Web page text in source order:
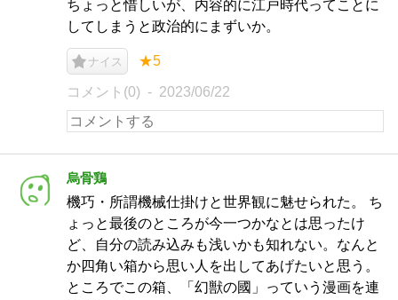
ちょっと惜しいが、内容的に江戸時代ってことに
してしまうと政治的にまずいか。
ナイス ★5
コメント(0) 2023/06/22
烏骨鶏
機巧・所謂機械仕掛けと世界観に魅せられた。 ち
ょっと最後のところが今一つかなとは思ったけ
ど、自分の読み込みも浅いかも知れない。なんと
か四角い箱から思い人を出してあげたいと思う。
ところでこの箱、「幻獣の國」っていう漫画を連